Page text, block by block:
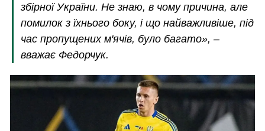
збірної України. Не знаю, в чому причина, але
помилок з їхнього боку, і що найважливіше, під
час пропущених м'ячів, було багато», –
вважає Федорчук.